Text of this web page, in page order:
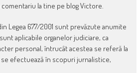
la tine pe blog Victore.
Legea 677/2001 sunt prevăzute anumite
aplicabile organelor judiciare, ca
personal, întrucât acestea se referă la
efectuează în scopuri jurnalistice,